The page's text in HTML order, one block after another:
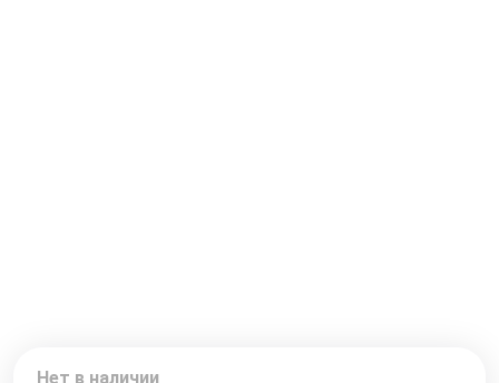
Нет в наличии